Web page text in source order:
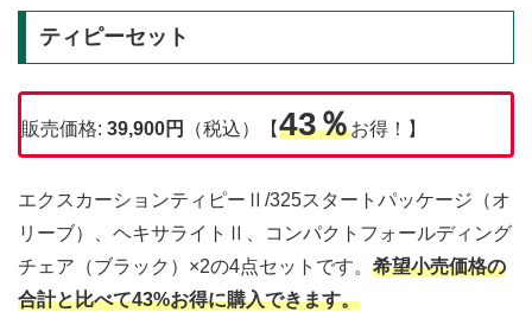
ティピーセット
販売価格: 39,900円 （税込）【43％お得！】
エクスカーションティピーⅡ/325スタートパッケージ（オ
リーブ）、ヘキサライトⅡ、コンパクトフォールディング
チェア（ブラック）×2の4点セットです。 希望小売価格の
合計と比べて43%お得に購入できます。